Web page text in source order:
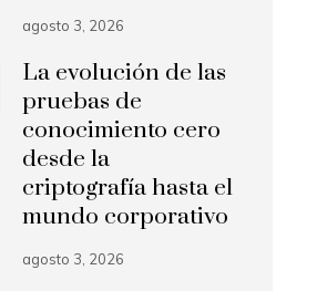
agosto 3, 2026
La evolución de las
pruebas de
conocimiento cero
desde la
criptografía hasta el
mundo corporativo
agosto 3, 2026